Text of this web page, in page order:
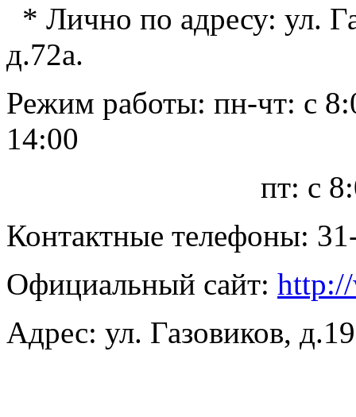
* Лично по адресу: ул.
д.72а.
Режим работы: пн-чт: с
14:00
пт: с 8:00
Контактные телефоны:
Официальный сайт: http://
Адрес: ул. Газовиков, д.19